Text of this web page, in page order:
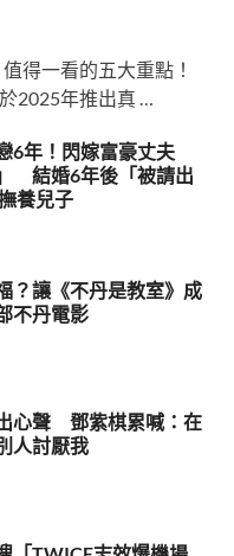
得一看的五大重點！
2025年推出真 …
6年！閃嫁富豪丈夫
」 結婚6年後「被請出
養兒子
？讓《不丹是教室》成
不丹電影
心聲 鄧紫棋累喊：在
人討厭我